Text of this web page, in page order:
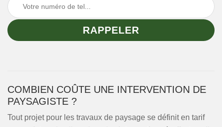
COMBIEN COÛTE UNE INTERVENTION DE
PAYSAGISTE ?
Tout projet pour les travaux de paysage se définit en tarif